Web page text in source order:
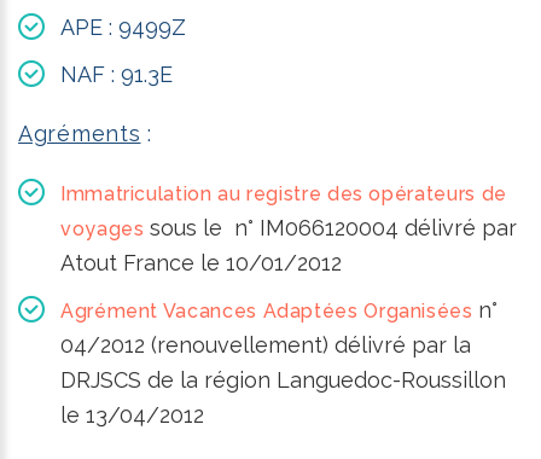
APE : 9499Z
NAF : 91.3E
Agréments :
Immatriculation au registre des opérateurs de
voyages sous le n° IM066120004 délivré par
Atout France le 10/01/2012
Agrément Vacances Adaptées Organisées n°
04/2012 (renouvellement) délivré par la
DRJSCS de la région Languedoc-Roussillon
le 13/04/2012